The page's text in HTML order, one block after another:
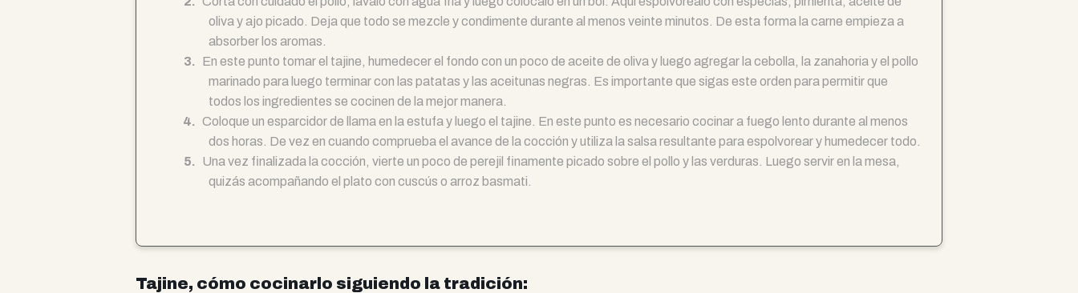
oliva y ajo picado. Deja que todo se mezcle y condimente durante al menos veinte minutos. De esta forma la carne empieza a
absorber los aromas.
En este punto tomar el tajine, humedecer el fondo con un poco de aceite de oliva y luego agregar la cebolla, la zanahoria y el pollo
marinado para luego terminar con las patatas y las aceitunas negras. Es importante que sigas este orden para permitir que
todos los ingredientes se cocinen de la mejor manera.
Coloque un esparcidor de llama en la estufa y luego el tajine. En este punto es necesario cocinar a fuego lento durante al menos
dos horas. De vez en cuando comprueba el avance de la cocción y utiliza la salsa resultante para espolvorear y humedecer todo.
Una vez finalizada la cocción, vierte un poco de perejil finamente picado sobre el pollo y las verduras. Luego servir en la mesa,
quizás acompañando el plato con cuscús o arroz basmati.
Tajine, cómo cocinarlo siguiendo la tradición: